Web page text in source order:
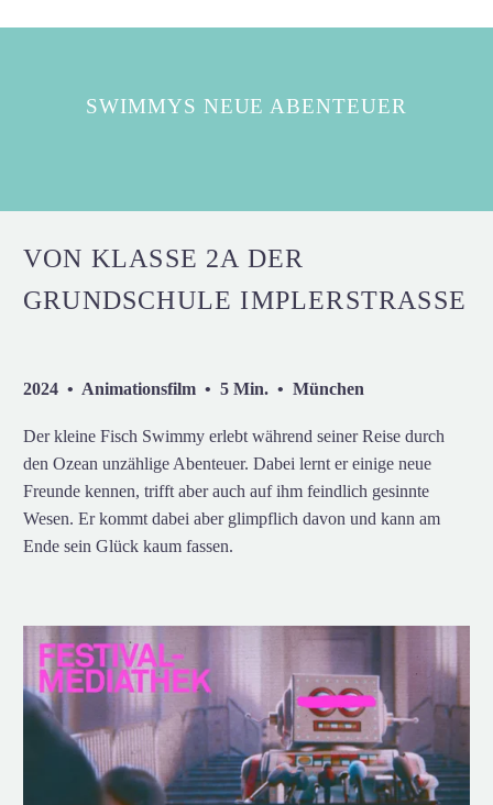
SWIMMYS NEUE ABENTEUER
VON KLASSE 2A DER
GRUNDSCHULE IMPLERSTRASSE
2024 • Animationsfilm • 5 Min. • München
Der kleine Fisch Swimmy erlebt während seiner Reise durch
den Ozean unzählige Abenteuer. Dabei lernt er einige neue
Freunde kennen, trifft aber auch auf ihm feindlich gesinnte
Wesen. Er kommt dabei aber glimpflich davon und kann am
Ende sein Glück kaum fassen.